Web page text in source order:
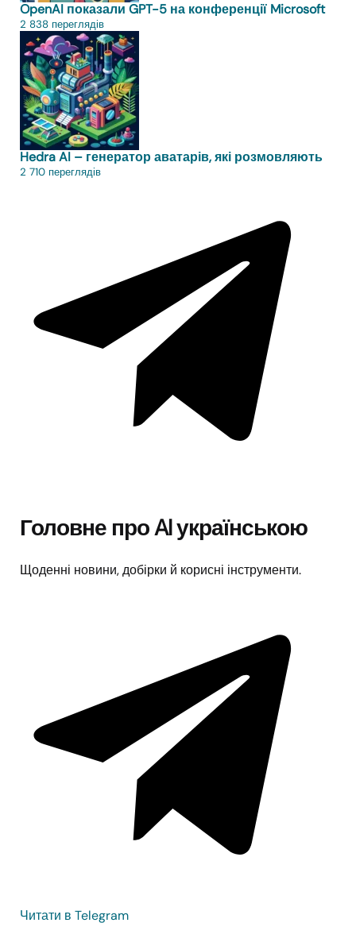
OpenAI показали GPT-5 на конференції Microsoft
2 838 переглядів
Hedra AI – генератор аватарів, які розмовляють
2 710 переглядів
Головне про AI українською
Щоденні новини, добірки й корисні інструменти.
Читати в Telegram